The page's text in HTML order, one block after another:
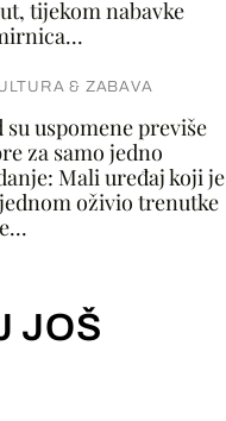
tijekom nabavke
& ZABAVA
su uspomene previše
za samo jedno
Mali uređaj koji je
oživio trenutke
JOŠ